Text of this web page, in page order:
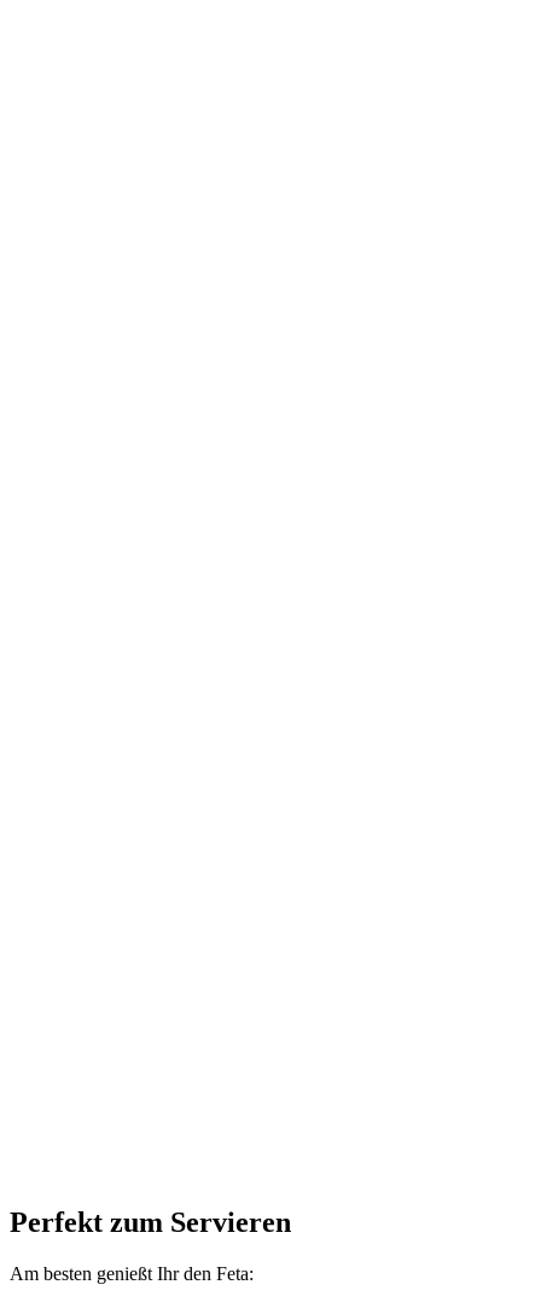
Perfekt zum Servieren
Am besten genießt Ihr den Feta: